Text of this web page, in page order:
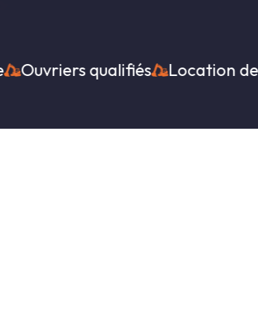
qualifiés Location de bennes